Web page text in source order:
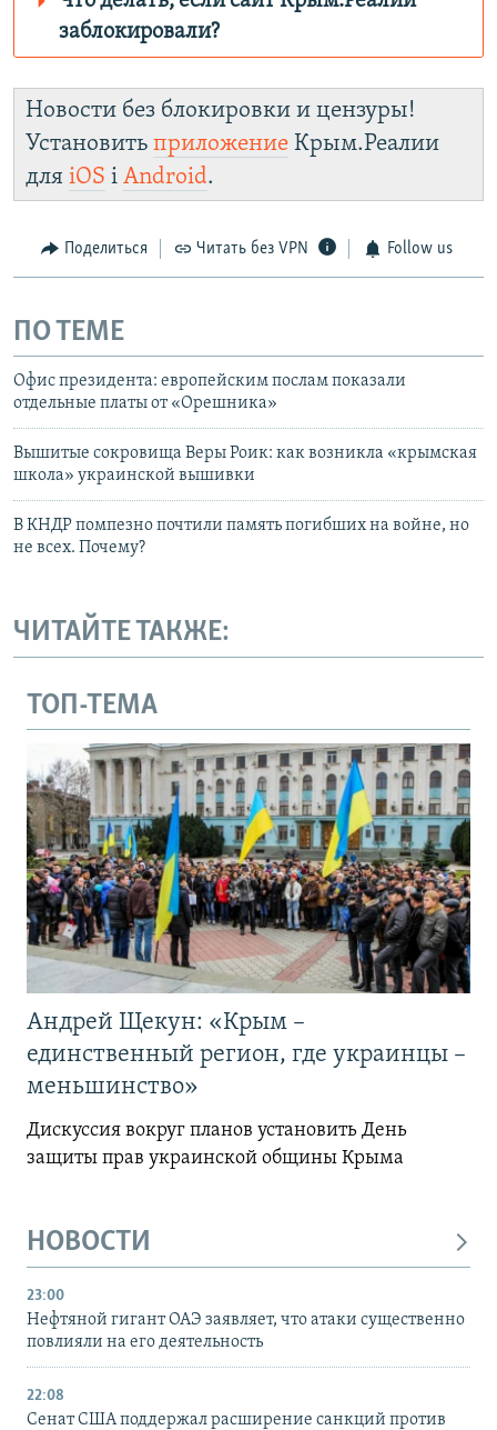
заблокировали?
Крым.Реалии.
зеркального
сайта: https://d3dfhuxm2n0q8b.cloudfront.net/
установить VPN
Новости без блокировки и цензуры!
Установить приложение Крым.Реалии
для iOS і Android.
Поделиться Читать без VPN Follow us
ПО ТЕМЕ
Офис президента: европейским послам показали
отдельные платы от «Орешника»
Вышитые сокровища Веры Роик: как возникла «крымская
школа» украинской вышивки
В КНДР помпезно почтили память погибших на войне, но
не всех. Почему?
ЧИТАЙТЕ ТАКЖЕ:
ТОП-ТЕМА
Андрей Щекун: «Крым –
единственный регион, где украинцы –
меньшинство»
Дискуссия вокруг планов установить День
защиты прав украинской общины Крыма
НОВОСТИ
23:00
Нефтяной гигант ОАЭ заявляет, что атаки существенно
повлияли на его деятельность
22:08
Сенат США поддержал расширение санкций против